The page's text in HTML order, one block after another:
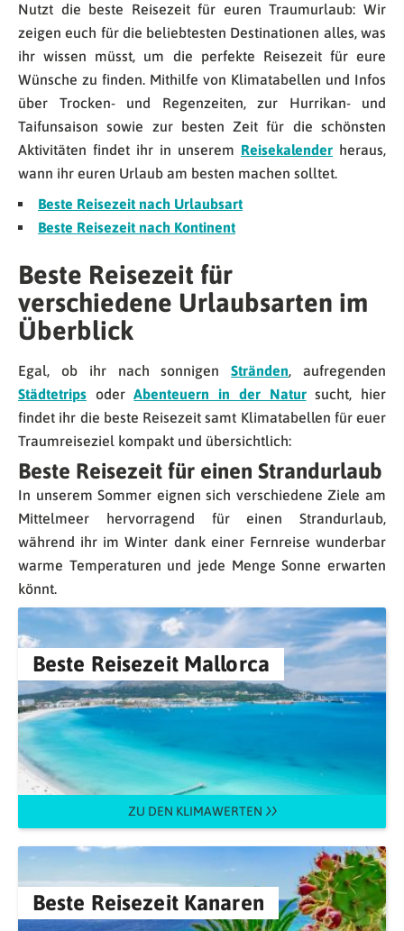
Nutzt die beste Reisezeit für euren Traumurlaub: Wir
zeigen euch für die beliebtesten Destinationen alles, was
ihr wissen müsst, um die perfekte Reisezeit für eure
Wünsche zu finden. Mithilfe von Klimatabellen und Infos
über Trocken- und Regenzeiten, zur Hurrikan- und
Taifunsaison sowie zur besten Zeit für die schönsten
Aktivitäten findet ihr in unserem Reisekalender heraus,
wann ihr euren Urlaub am besten machen solltet.
Beste Reisezeit nach Urlaubsart
Beste Reisezeit nach Kontinent
Beste Reisezeit für
verschiedene Urlaubsarten im
Überblick
Egal, ob ihr nach sonnigenStränden, aufregenden
Städtetrips oderAbenteuern in der Natursucht, hier
findet ihr die beste Reisezeit samt Klimatabellen für euer
Traumreiseziel kompakt und übersichtlich:
Beste Reisezeit für einen Strandurlaub
In unserem Sommer eignen sich verschiedene Ziele am
Mittelmeer hervorragend für einen Strandurlaub,
während ihr im Winter dank einer Fernreise wunderbar
warme Temperaturen und jede Menge Sonne erwarten
könnt.
Beste Reisezeit Mallorca
ZU DEN KLIMAWERTEN
Beste Reisezeit Kanaren